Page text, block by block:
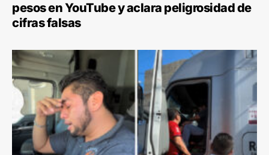
pesos en YouTube y aclara peligrosidad de
cifras falsas